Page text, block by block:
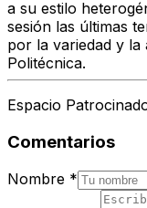
a su estilo
sesión las últimas
por la variedad y la
Politécnica.
Espacio
Comentarios
Nombre *